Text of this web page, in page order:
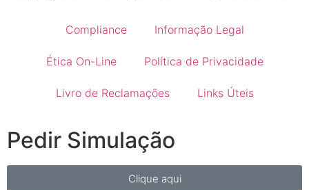
Compliance Informação Legal
Ética On-Line Política de Privacidade
Livro de Reclamações Links Úteis
Pedir Simulação
Clique aqui